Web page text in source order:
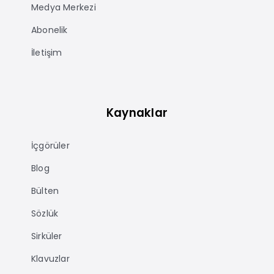
Medya Merkezi
Abonelik
İletişim
Kaynaklar
İçgörüler
Blog
Bülten
Sözlük
Sirküler
Klavuzlar